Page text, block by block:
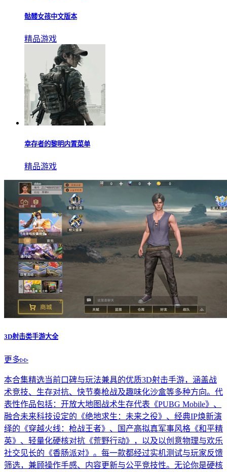
骷髅女孩中文版本
精品游戏
幸存者的黎明内置菜单
精品游戏
3D射击类手游大全
更多▹▹
本合集精选当前口碑与玩法兼具的优质3D射击手游，涵盖战
术竞技、生存对抗、快节奏枪战及趣味化沙盒等多种方向。代
表性作品包括：开放大地图战术生存代表《PUBG Mobile》、
融合未来科技设定的《绝地求生：未来之役》、经典IP焕新演
绎的《穿越火线：枪战王者》、国产高拟真军事风格《和平精
英》、轻量化硬核对抗《荒野行动》，以及以创意物理与欢乐
社交见长的《香肠派对》。每一款都经过实机测试与玩家反馈
筛选，兼顾操作手感、内容更新与公平竞技性。无论你是硬核